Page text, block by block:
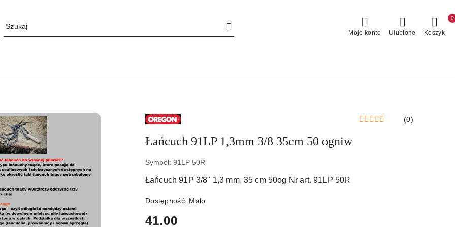
Moje konto Ulubione Koszyk
0
NAZWA
PRODUCENTA:
(0)
Łańcuch 91LP 1,3mm 3/8 35cm 50 ogniw
Symbol: 91LP 50R
Łańcuch 91P 3/8" 1,3 mm, 35 cm 50og Nr art. 91LP 50R
Dostępność: Mało
cena:
41.00